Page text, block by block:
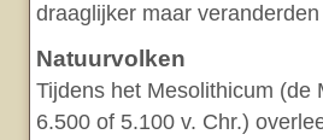
draaglijker maar
Natuurvolken
Tijdens het Mesolithicum (de
6.500 of 5.100 v. Chr.)